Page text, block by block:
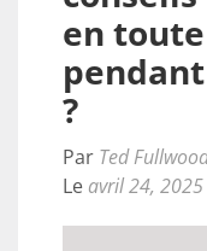
en
?
Par Ted
Le avril 24, 2025